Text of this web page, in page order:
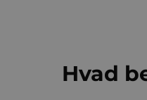
Hvad